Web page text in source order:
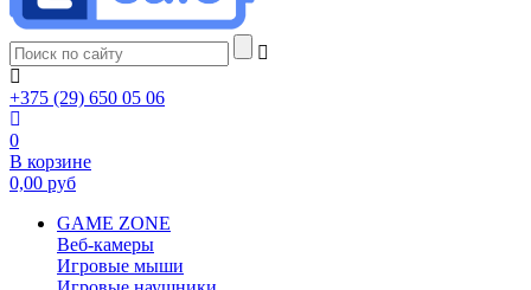
+375 (29) 650 05 06
0
В корзине
0,00 руб
GAME ZONE
Веб-камеры
Игровые мыши